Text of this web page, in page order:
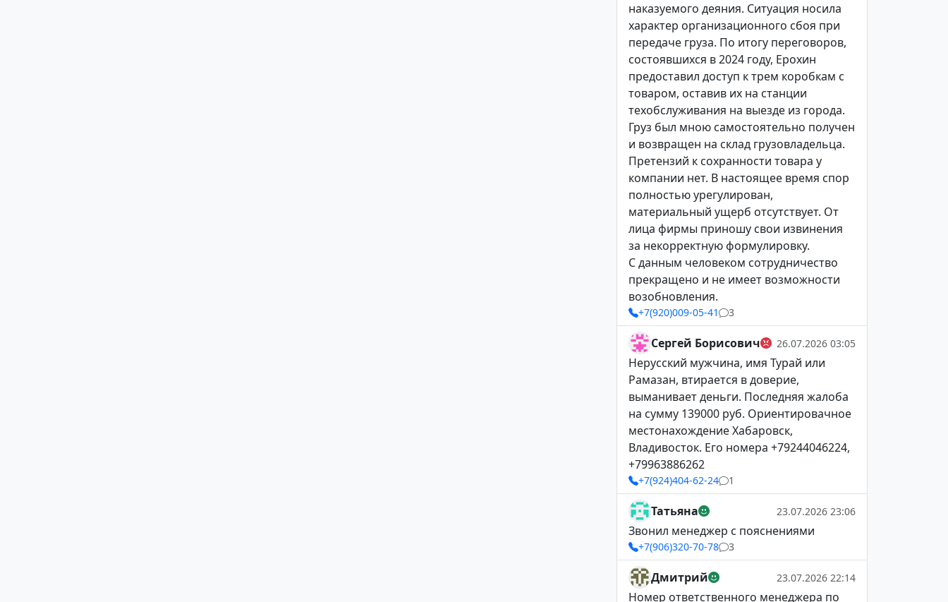
наказуемого деяния. Ситуация носила
характер организационного сбоя при
передаче груза. По итогу переговоров,
состоявшихся в 2024 году, Ерохин
предоставил доступ к трем коробкам с
товаром, оставив их на станции
техобслуживания на выезде из города.
Груз был мною самостоятельно получен
и возвращен на склад грузовладельца.
Претензий к сохранности товара у
компании нет. В настоящее время спор
полностью урегулирован,
материальный ущерб отсутствует. От
лица фирмы приношу свои извинения
за некорректную формулировку.
С данным человеком сотрудничество
прекращено и не имеет возможности
возобновления.
+7(920)009-05-41 3
Сергей Борисович 26.07.2026 03:05
Нерусский мужчина, имя Турай или
Рамазан, втирается в доверие,
выманивает деньги. Последняя жалоба
на сумму 139000 руб. Ориентировачное
местонахождение Хабаровск,
Владивосток. Его номера +79244046224,
+79963886262
+7(924)404-62-24 1
Татьяна 23.07.2026 23:06
Звонил менеджер с пояснениями
+7(906)320-70-78 3
Дмитрий 23.07.2026 22:14
Номер ответственного менеджера по